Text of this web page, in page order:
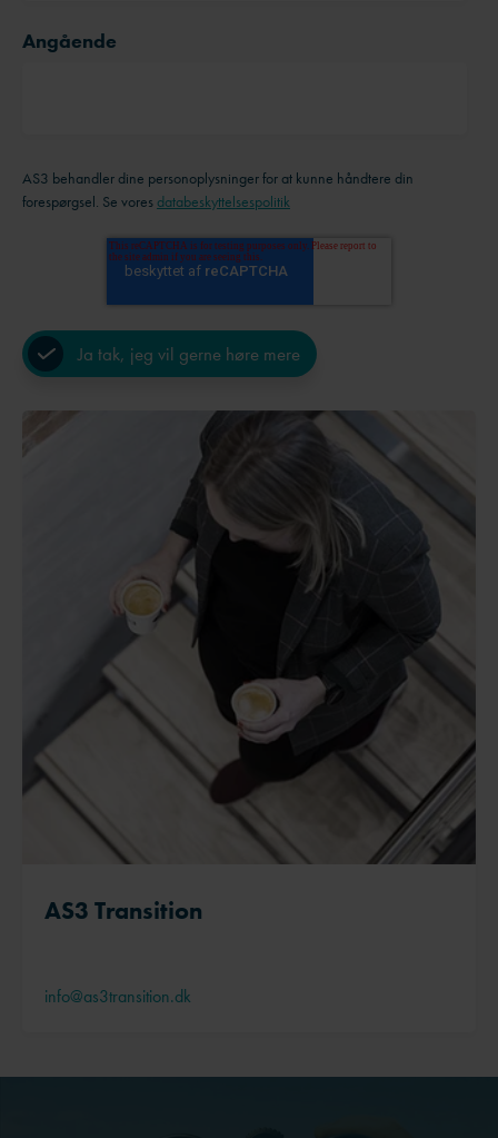
Angående
AS3 behandler dine personoplysninger for at kunne håndtere din
forespørgsel. Se vores databeskyttelsespolitik
AS3 Transition
info@as3transition.dk